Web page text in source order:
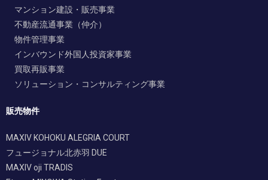
マンション建設・販売事業
不動産流通事業（仲介）
物件管理事業
インバウンド外国人投資家事業
買取再販事業
ソリューション・コンサルティング事業
販売物件
MAXIV KOHOKU ALEGRIA COURT
フュージョナル北赤羽 DUE
MAXIV oji TRADIS